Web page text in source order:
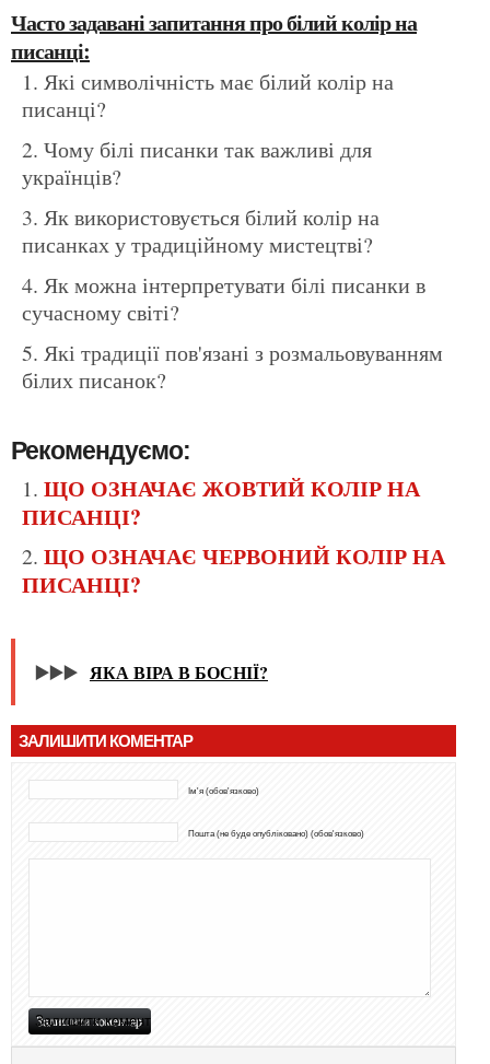
Часто задавані запитання про білий колір на
писанці:
Які символічність має білий колір на
писанці?
Чому білі писанки так важливі для
українців?
Як використовується білий колір на
писанках у традиційному мистецтві?
Як можна інтерпретувати білі писанки в
сучасному світі?
Які традиції пов'язані з розмальовуванням
білих писанок?
Рекомендуємо:
ЩО ОЗНАЧАЄ ЖОВТИЙ КОЛІР НА
ПИСАНЦІ?
ЩО ОЗНАЧАЄ ЧЕРВОНИЙ КОЛІР НА
ПИСАНЦІ?
▶️▶️▶️ ЯКА ВІРА В БОСНІЇ?
ЗАЛИШИТИ КОМЕНТАР
Ім'я (обов'язково)
Пошта (не буде опубліковано) (обов'язково)